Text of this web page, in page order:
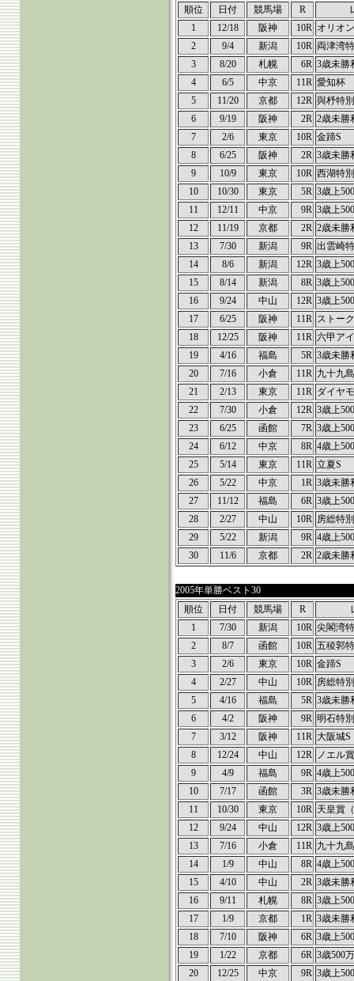
順位
日付 競馬場 R
1
12/18 阪神 10R オリオ
2
9/4 新潟 10R 両津湾
3
8/20 札幌 6R 3歳未勝
4
6/5 中京 11R 愛知杯
5
11/20 京都 12R 與杼特別
6
9/19 阪神 2R 2歳未勝
7
2/6 東京 10R 金蹄S
8
6/25 阪神 2R 3歳未勝
9
10/9 東京 10R 西湖特別
10
10/30 東京 5R 3歳上
11
12/11 中京 9R 3歳上
12
11/19 京都 2R 2歳未勝
13
7/30 新潟 9R 出雲崎
14
8/6 新潟 12R 3歳上
15
8/14 新潟 8R 3歳上
16
9/24 中山 12R 3歳上
17
6/25 阪神 11R ストー
18
12/25 阪神 11R 六甲ア
19
4/16 福島 5R 3歳未勝
20
7/16 小倉 11R 九十九
21
2/13 東京 11R ダイヤ
22
7/30 小倉 12R 3歳上
23
6/25 函館 7R 3歳上
24
6/12 中京 8R 4歳上
25
5/14 東京 11R 立夏S
26
5/22 中京 1R 3歳未勝
27
11/12 福島 6R 3歳上
28
2/27 中山 10R 房総特別
29
5/22 新潟 9R 4歳上
30
11/6 京都 2R 2歳未勝
2005年単勝ベスト30
順位
日付 競馬場 R
1
7/30 新潟 10R 尖閣湾
2
8/7 函館 10R 五稜郭
3
2/6 東京 10R 金蹄S
4
2/27 中山 10R 房総特別
5
4/16 福島 5R 3歳未勝
6
4/2 阪神 9R 明石特別
7
3/12 阪神 11R 大阪城S
8
12/24 中山 12R ノエル賞
9
4/9 福島 9R 4歳上
10
7/17 函館 3R 3歳未勝
11
10/30 東京 10R 天皇賞
12
9/24 中山 12R 3歳上
13
7/16 小倉 11R 九十九
14
1/9 中山 8R 4歳上
15
4/10 中山 2R 3歳未勝
16
9/11 札幌 8R 3歳上
17
1/9 京都 1R 3歳未勝
18
7/10 阪神 6R 3歳上
19
1/22 京都 6R 3歳500万
20
12/25 中京 9R 3歳上